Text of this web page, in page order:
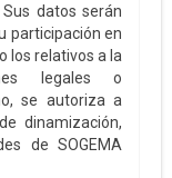
Sus datos serán
participación en
los relativos a la
legales o
se autoriza a
dinamización,
de SOGEMA